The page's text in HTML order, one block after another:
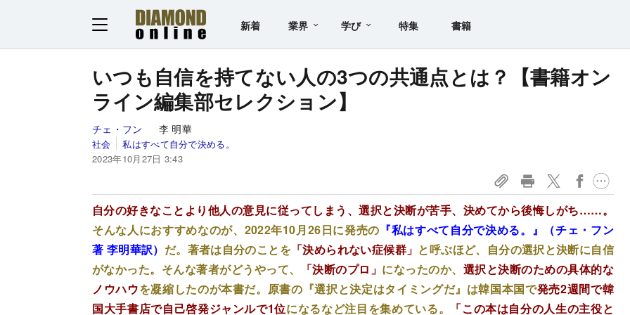
新着 業界 学び 特集 書籍
いつも自信を持てない人の3つの共通点とは？【書籍オン
ライン編集部セレクション】
チェ・フン 李 明華
社会
私はすべて自分で決める。
2023年10月27日 3:43
自分の好きなことより他人の意見に従ってしまう、選択と決断が苦手、決めてから後悔しがち……。
そんな人におすすめなのが、2022年10月26日に発売の 『私はすべて自分で決める。』
（チェ・フン
著 李明華訳） だ。著者は自分のことを 「決められない症候群」 と呼ぶほど、自分の選択と決断に自信
がなかった。そんな著者がどうやって、
「決断のプロ」 になったのか、 選択と決断のための具体的な
ノウハウを凝縮したのが本書だ。原書の『選択と決定はタイミングだ』は韓国本国で発売2週間で韓
国大手書店で自己啓発ジャンルで1位になるなど注目を集めている。 「この本は自分の人生の主役と